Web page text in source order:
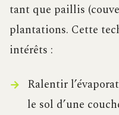
tant que paillis
plantations. Cette
intérêts :
Ralentir
le sol d’une